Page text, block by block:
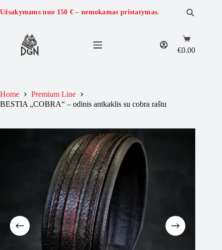
to
Užsakymams nuo 150 € – nemokamas pristatymas.
Shopping
cart
€0.00
Home
Premium Line
BESTIA „COBRA“ – odinis antkaklis su cobra raštu